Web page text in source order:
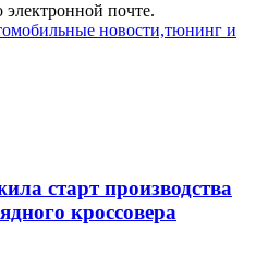
почте.
новости,тюнинг и
старт производства
кроссовера